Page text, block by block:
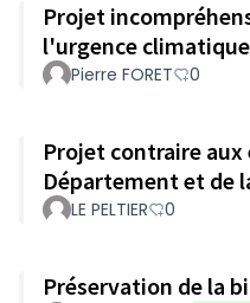
Projet
l'urgence climatique
Pierre FORET 0
Projet contraire
Département et de
LE PELTIER 0
Préservation de la